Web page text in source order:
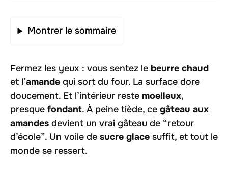
Montrer le sommaire
Fermez les yeux : vous sentez le beurre chaud
et l’amande qui sort du four. La surface dore
doucement. Et l’intérieur reste moelleux,
presque fondant. À peine tiède, ce gâteau aux
amandes devient un vrai gâteau de “retour
d’école”. Un voile de sucre glace suffit, et tout le
monde se ressert.